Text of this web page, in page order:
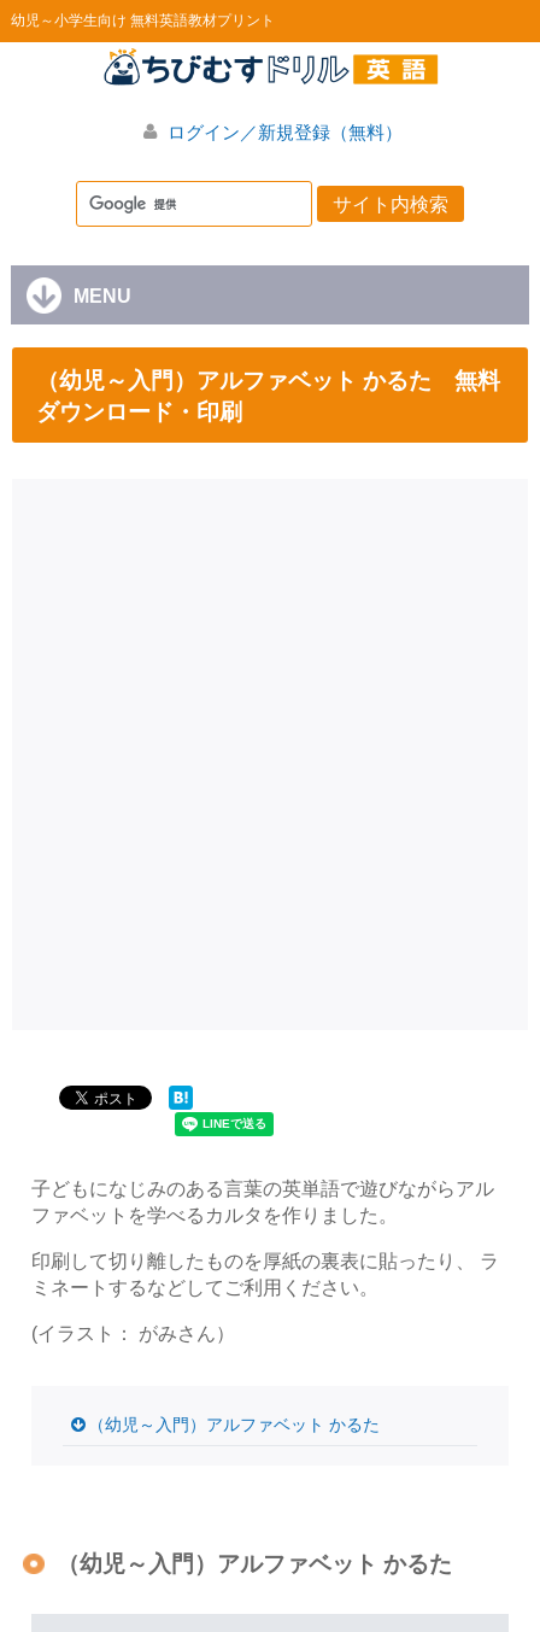
幼児～小学生向け 無料英語教材プリント
ログイン／新規登録（無料）
MENU
（幼児～入門）アルファベット かるた 無料
ダウンロード・印刷
子どもになじみのある言葉の英単語で遊びながらアル
ファベットを学べるカルタを作りました。
印刷して切り離したものを厚紙の裏表に貼ったり、 ラ
ミネートするなどしてご利用ください。
(イラスト： がみさん）
（幼児～入門）アルファベット かるた
（幼児～入門）アルファベット かるた